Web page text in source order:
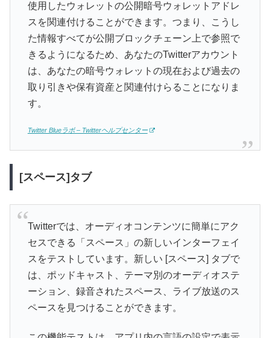
使用したウォレットの公開暗号ウォレットアドレ
スを関連付けることができます。つまり、こうし
た情報すべてが公開ブロックチェーン上で参照で
きるようになるため、あなたのTwitterアカウント
は、あなたの暗号ウォレットの現在および過去の
取り引きや保有資産と関連付けらることになりま
す。
Twitter Blueラボ – Twitterヘルプセンター
[スペース]タブ
Twitterでは、オーディオコンテンツに簡単にアク
セスできる「スペース」の新しいインターフェイ
スをテストしています。新しい [スペース] タブで
は、ポッドキャスト、テーマ別のオーディオステ
ーション、録音されたスペース、ライブ放送のス
ペースを見つけることができます。